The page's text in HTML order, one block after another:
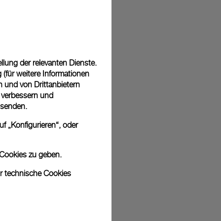
bei den Bildern um Archivfotos handelt. Die Farben und Größen
leicht abweichen.
der relevanten Dienste.
weitere Informationen
und von Drittanbietern
und
„Konfigurieren“, oder
zu geben.
technische Cookies